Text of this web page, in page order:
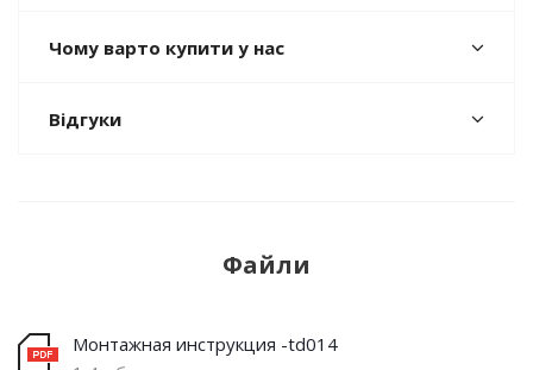
Чому варто купити у нас
Відгуки
Файли
Монтажная инструкция -td014